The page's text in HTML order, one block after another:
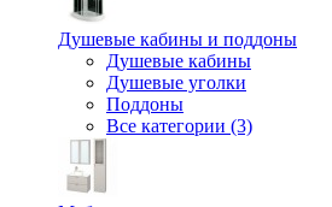
Душевые кабины и поддоны
Душевые кабины
Душевые уголки
Поддоны
Все категории (3)